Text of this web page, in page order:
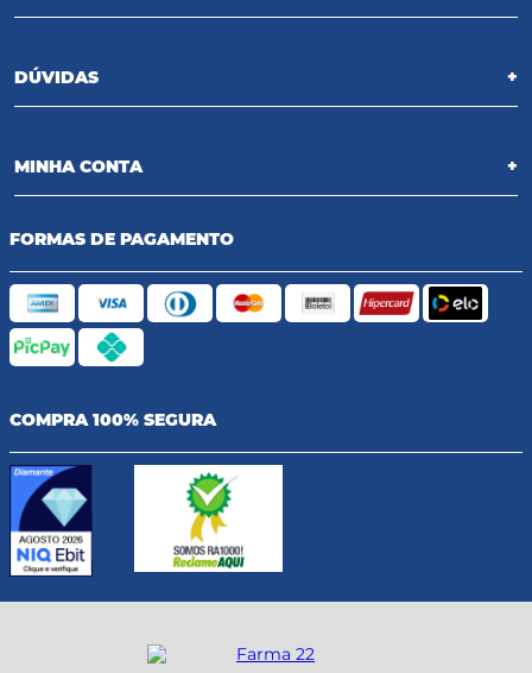
DÚVIDAS +
MINHA CONTA +
FORMAS DE PAGAMENTO
COMPRA 100% SEGURA